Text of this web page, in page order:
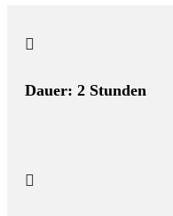

Dauer: 2 Stunden
